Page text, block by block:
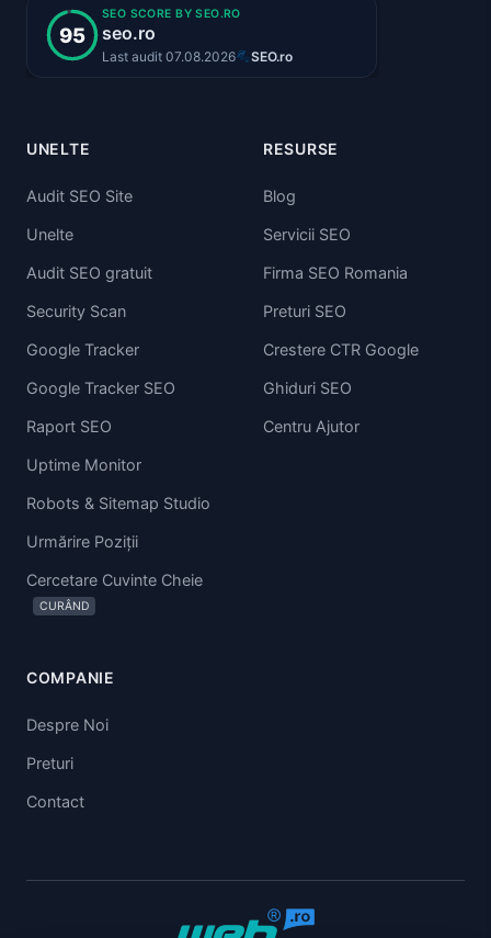
UNELTE
Audit SEO Site
Unelte
Audit SEO gratuit
Security Scan
Google Tracker
Google Tracker SEO
Raport SEO
Uptime Monitor
Robots & Sitemap Studio
Urmărire Poziții
Cercetare Cuvinte Cheie
CURÂND
RESURSE
Blog
Servicii SEO
Firma SEO Romania
Preturi SEO
Crestere CTR Google
Ghiduri SEO
Centru Ajutor
COMPANIE
Despre Noi
Preturi
Contact